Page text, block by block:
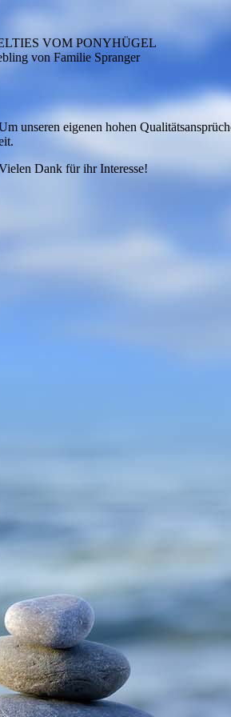
VOM PONYHÜGEL
von Familie Spranger
unseren eigenen hohen
Dank für ihr Interesse!